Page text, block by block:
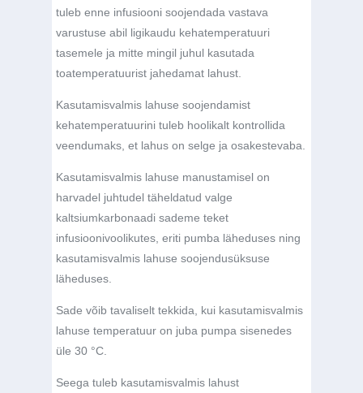
tuleb enne infusiooni soojendada vastava
varustuse abil ligikaudu kehatemperatuuri
tasemele ja mitte mingil juhul kasutada
toatemperatuurist jahedamat lahust.
Kasutamisvalmis lahuse soojendamist
kehatemperatuurini tuleb hoolikalt kontrollida
veendumaks, et lahus on selge ja osakestevaba.
Kasutamisvalmis lahuse manustamisel on
harvadel juhtudel täheldatud valge
kaltsiumkarbonaadi sademe teket
infusioonivoolikutes, eriti pumba läheduses ning
kasutamisvalmis lahuse soojendusüksuse
läheduses.
Sade võib tavaliselt tekkida, kui kasutamisvalmis
lahuse temperatuur on juba pumpa sisenedes
üle 30 °C.
Seega tuleb kasutamisvalmis lahust